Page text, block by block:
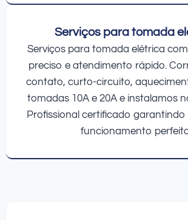
Serviços para tomada
Serviços para tomada elétrica
preciso e atendimento rápido.
contato, curto-circuito,
tomadas 10A e 20A e instalamos
Profissional certificado garantindo
funcionamento